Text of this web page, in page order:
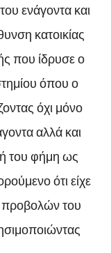
ενάγοντα και
κατοικίας
που ίδρυσε ο
όπου ο
όχι μόνο
αλλά και
του φήμη ως
ότι είχε
προβολών του